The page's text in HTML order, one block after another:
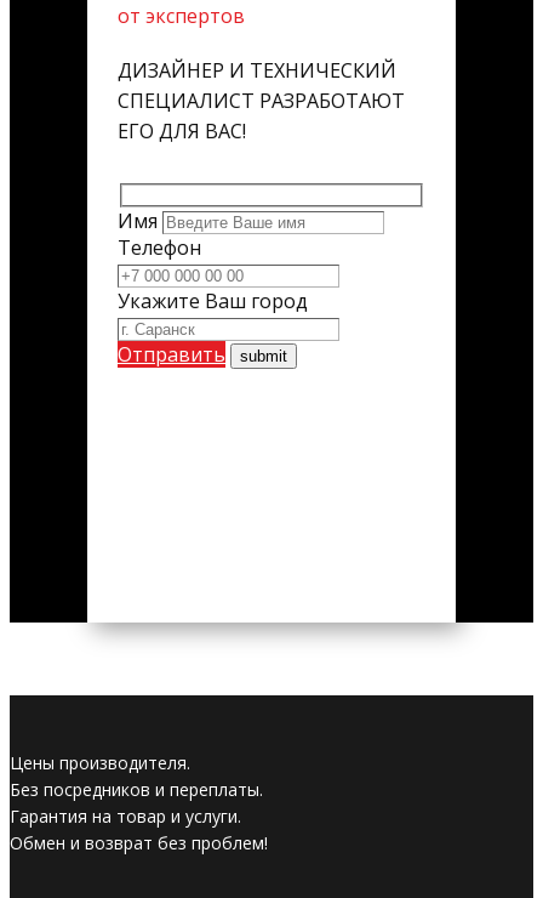
от экспертов
ДИЗАЙНЕР И ТЕХНИЧЕСКИЙ
СПЕЦИАЛИСТ РАЗРАБОТАЮТ
ЕГО ДЛЯ ВАС!
Имя
Телефон
Укажите Ваш город
Отправить
Цены производителя.
Без посредников и переплаты.
Гарантия на товар и услуги.
Обмен и возврат без проблем!